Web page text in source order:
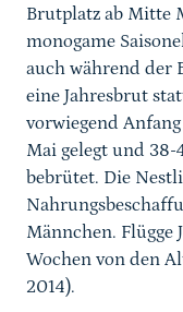
Brutplatz ab Mitte
monogame
auch während der
eine Jahresbrut
vorwiegend
Mai gelegt und 38-
bebrütet. Die
Männchen. Flügge
Wochen von den
2014).
Sprungmarke